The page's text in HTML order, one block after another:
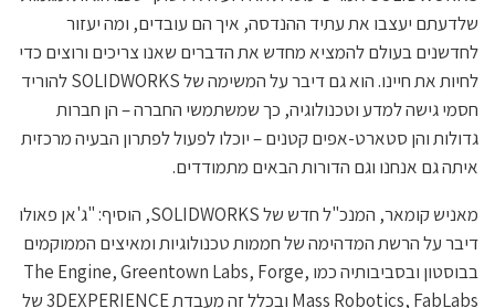
שלדעתם יעצבו את עתיד ההנדסה, איך הם עובדים, ומה יעזור
לחדשנים בעולם להמציא מחדש את הדברים שאנו צריכים ורוצים כדי
לחיות את חיינו. הוא גם דיבר על המשימה של SOLIDWORKS להוריד
חסמי גישה למדע וטכנולוגיה, כך שמשתמשי החברה – הן חברות
גדולות והן סטארט-אפים קטנים – יוכלו לפעול לפתרון הבעיה מרכזית
איתה גם אנחנו וגם הדורות הבאים מתמודדים.
מאניש קומאר, המנכ"ל חדש של SOLIDWORKS, הוסיף: "ג'אן פאולו
דיבר על הרשת המדהימה של חממות טכנולוגיות ומאיצים הממוקמים
בבוסטון ובסביבותיה כמו The Engine, Greentown Labs, Forge,
Mass Robotics, FabLabs ובכלל זה מעבדת 3DEXPERIENCE של